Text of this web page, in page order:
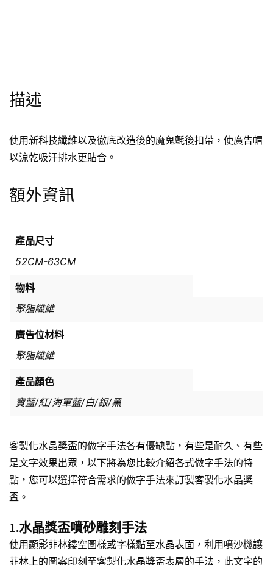
描述
使用新科技纖維以及徹底改造後的魔鬼氈後扣帶，使廣告帽
以涼乾吸汗排水更貼合。
額外資訊
產品尺寸
52CM-63CM
物料
聚脂纖維
廣告位材料
聚脂纖維
產品顏色
寶藍/紅/海軍藍/白/銀/黑
客製化水晶獎盃的做字手法各有優缺點，有些是耐久、有些
是文字效果出眾，以下將為您比較介紹各式做字手法的特
點，您可以選擇符合需求的做字手法來訂製客製化水晶獎
盃。
1.水晶獎盃噴砂雕刻手法
使用顯影菲林鏤空圖樣或字樣黏至水晶表面，利用噴沙機讓
菲林上的圖案印刻至客製化水晶獎盃表層的手法，此文字的